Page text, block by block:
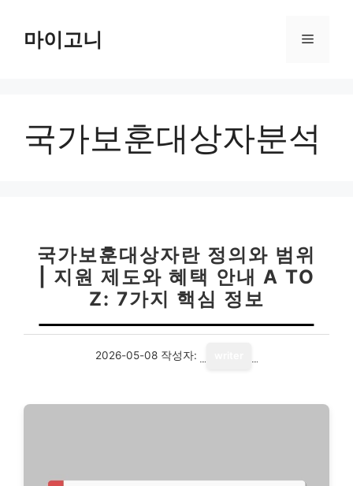
마이고니 메
국가보훈대상자분석
국가보훈대상자란 정의와 범위
| 지원 제도와 혜택 안내 A TO
Z: 7가지 핵심 정보
2026-05-08 작성자: